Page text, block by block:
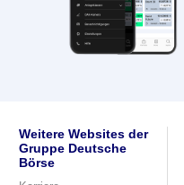
Weitere Websites der
Gruppe Deutsche
Börse